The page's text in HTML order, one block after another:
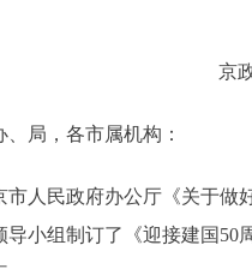
京
局，各市属机构：
民政府办公厅《关于做
小组制订了《迎接建国